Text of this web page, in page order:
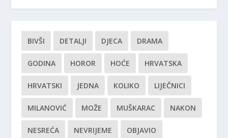
BIVŠI DETALJI DJECA DRAMA
GODINA HOROR HOĆE HRVATSKA
HRVATSKI JEDNA KOLIKO LIJEČNICI
MILANOVIĆ MOŽE MUŠKARAC NAKON
NESREĆA NEVRIJEME OBJAVIO